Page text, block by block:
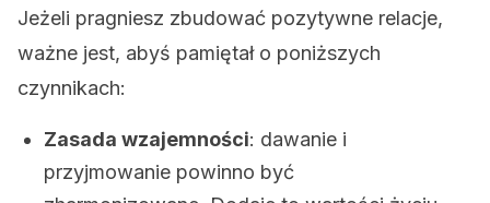
Jeżeli pragniesz zbudować pozytywne relacje,
ważne jest, abyś pamiętał o poniższych
czynnikach:
Zasada wzajemności: dawanie i
przyjmowanie powinno być